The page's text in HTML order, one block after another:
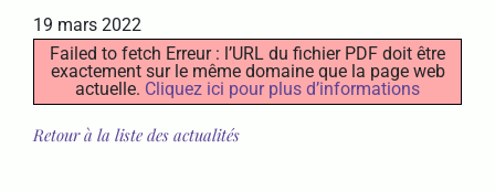
19 mars 2022
Failed to fetch Erreur : l’URL du fichier PDF doit être
exactement sur le même domaine que la page web
actuelle. Cliquez ici pour plus d’informations
Retour à la liste des actualités